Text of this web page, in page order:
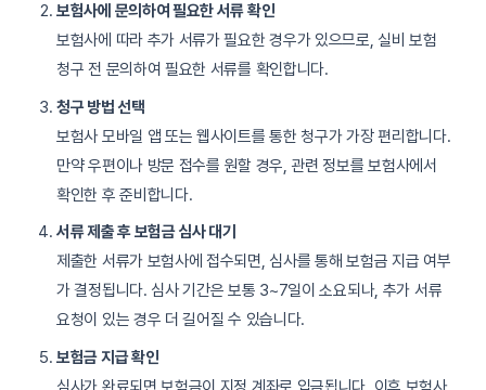
보험사에 문의하여 필요한 서류 확인
보험사에 따라 추가 서류가 필요한 경우가 있으므로, 실비 보험
청구 전 문의하여 필요한 서류를 확인합니다.
청구 방법 선택
보험사 모바일 앱 또는 웹사이트를 통한 청구가 가장 편리합니다.
만약 우편이나 방문 접수를 원할 경우, 관련 정보를 보험사에서
확인한 후 준비합니다.
서류 제출 후 보험금 심사 대기
제출한 서류가 보험사에 접수되면, 심사를 통해 보험금 지급 여부
가 결정됩니다. 심사 기간은 보통 3~7일이 소요되나, 추가 서류
요청이 있는 경우 더 길어질 수 있습니다.
보험금 지급 확인